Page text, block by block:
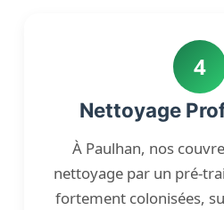
4
Nettoyage
À Paulhan, nos
nettoyage par un pré-
fortement colonisées,